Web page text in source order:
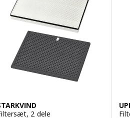
2 dele